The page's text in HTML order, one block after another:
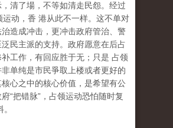
清了場，不等如清走民怨。经过
运动，香 港从此不一样。这不单对
造成冲击，更冲击政府管治、警
民主派的支持。政府愿意在后占
工作，有回应胜于无；只是 占领
单纯是市民爭取上楼或者更好的
心之中的核心价值，是希望有公
“把错脉”，占领运动恐怕随时复